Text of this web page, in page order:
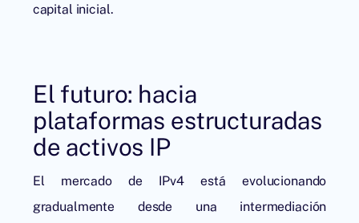
capital inicial.
El futuro: hacia
plataformas estructuradas
de activos IP
El mercado de IPv4 está evolucionando
gradualmente desde una intermediación